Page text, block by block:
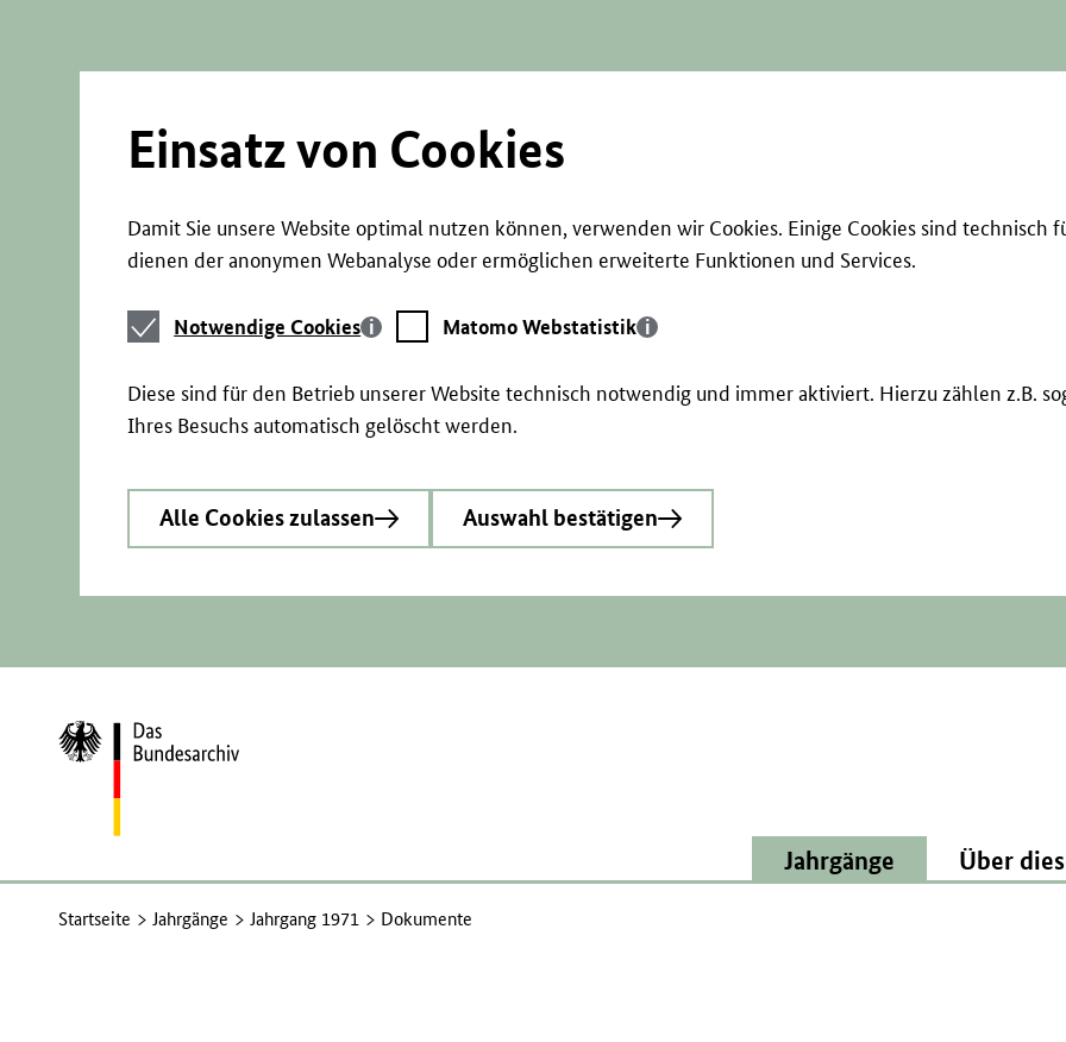
Einsatz von Cookies
Damit Sie unsere Website optimal nutzen können, verwenden wir Cookies. Einige Cookies sind technisch
dienen der anonymen Webanalyse oder ermöglichen erweiterte Funktionen und Services.
Notwendige
Cookies
Notwendige Cookies
Matomo
Webstatistik
Matomo Webstatistik
Diese sind für den Betrieb unserer Website technisch notwendig und immer aktiviert. Hierzu zählen z.B.
Ihres Besuchs automatisch gelöscht werden.
Alle Cookies zulassen Auswahl bestätigen
Zur
Startseite
Jahrgänge Über
Startseite Jahrgänge Jahrgang 1971 Dokumente